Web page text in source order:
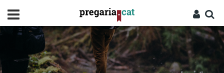
contingut
Entra
Cercador